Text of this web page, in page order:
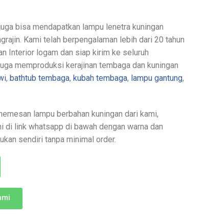
bisa mendapatkan lampu lenetra kuningan
Kami telah berpengalaman lebih dari 20 tahun
Interior logam dan siap kirim ke seluruh
memproduksi kerajinan tembaga dan kuningan
, bathtub tembaga, kubah tembaga, lampu gantung,
lampu berbahan kuningan dari kami,
di link whatsapp di bawah dengan warna dan
sendiri tanpa minimal order.